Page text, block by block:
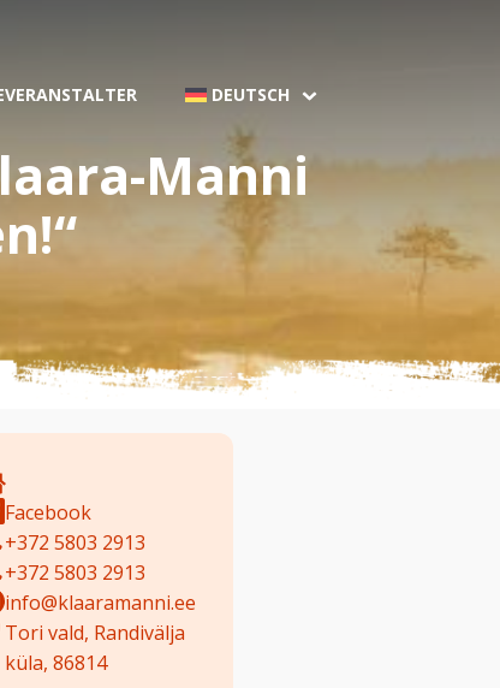
DEUTSCH
Manni
Facebook
+372 5803 2913
+372 5803 2913
info@klaaramanni.ee
Tori vald, Randivälja
küla, 86814